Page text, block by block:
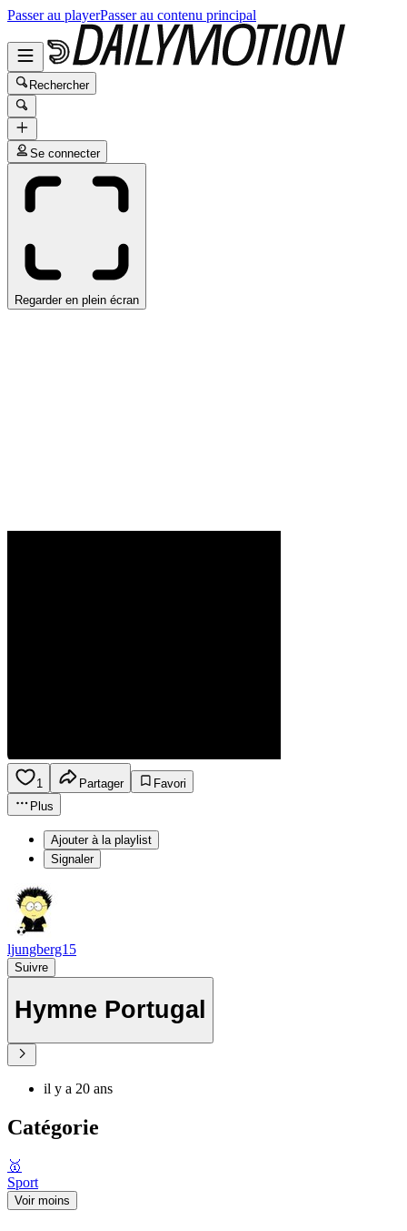
Passer au playerPasser au contenu principal
Rechercher
Se connecter
Regarder en plein écran
1 Partager
Favori
Plus
Ajouter à la playlist
Signaler
ljungberg15
Suivre
Hymne Portugal
il y a 20 ans
Catégorie
🥇
Sport
Voir moins